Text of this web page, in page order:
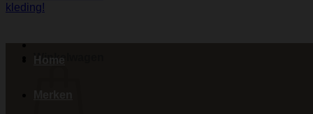
Winkelwagen
Home